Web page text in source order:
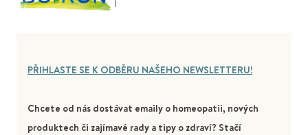
PŘIHLASTE SE K ODBĚRU NAŠEHO NEWSLETTERU!
Chcete od nás dostávat emaily o homeopatii, nových
produktech či zajímavé rady a tipy o zdraví? Stačí